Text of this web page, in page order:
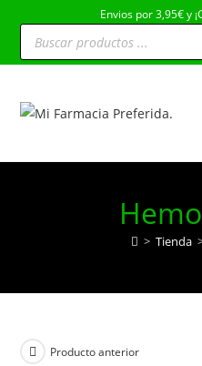
contenido
Envios por 3,95€ y
Búsqueda
productos
> Tienda
Producto anterior